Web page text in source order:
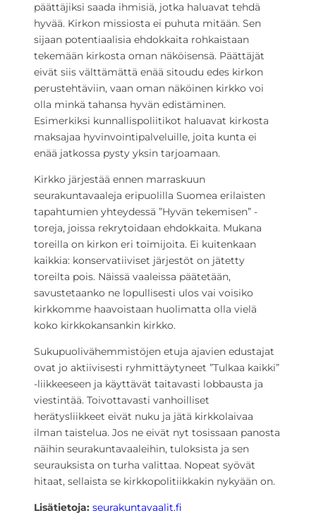
päättäjiksi saada ihmisiä, jotka haluavat tehdä
hyvää. Kirkon missiosta ei puhuta mitään. Sen
sijaan potentiaalisia ehdokkaita rohkaistaan
tekemään kirkosta oman näköisensä. Päättäjät
eivät siis välttämättä enää sitoudu edes kirkon
perustehtäviin, vaan oman näköinen kirkko voi
olla minkä tahansa hyvän edistäminen.
Esimerkiksi kunnallispoliitikot haluavat kirkosta
maksajaa hyvinvointipalveluille, joita kunta ei
enää jatkossa pysty yksin tarjoamaan.
Kirkko järjestää ennen marraskuun
seurakuntavaaleja eripuolilla Suomea erilaisten
tapahtumien yhteydessä ”Hyvän tekemisen” -
toreja, joissa rekrytoidaan ehdokkaita. Mukana
toreilla on kirkon eri toimijoita. Ei kuitenkaan
kaikkia: konservatiiviset järjestöt on jätetty
toreilta pois. Näissä vaaleissa päätetään,
savustetaanko ne lopullisesti ulos vai voisiko
kirkkomme haavoistaan huolimatta olla vielä
koko kirkkokansankin kirkko.
Sukupuolivähemmistöjen etuja ajavien edustajat
ovat jo aktiivisesti ryhmittäytyneet ”Tulkaa kaikki”
-liikkeeseen ja käyttävät taitavasti lobbausta ja
viestintää. Toivottavasti vanhoilliset
herätysliikkeet eivät nuku ja jätä kirkkolaivaa
ilman taistelua. Jos ne eivät nyt tosissaan panosta
näihin seurakuntavaaleihin, tuloksista ja sen
seurauksista on turha valittaa. Nopeat syövät
hitaat, sellaista se kirkkopolitiikkakin nykyään on.
Lisätietoja: seurakuntavaalit.fi